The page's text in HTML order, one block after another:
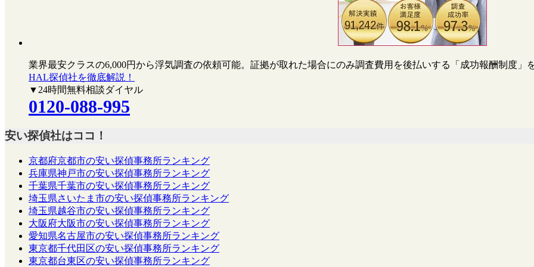
業界最安クラスの6,000円から浮気調査の依頼可能。証拠が取れた場合にのみ調査費用を後払いする「成功報酬制度」
HAL探偵社を徹底解説！
▼24時間無料相談ダイヤル
0120-088-995
安い探偵社はココ！
京都府京都市の安い探偵事務所ランキング
兵庫県神戸市の安い探偵事務所ランキング
千葉県千葉市の安い探偵事務所ランキング
埼玉県さいたま市の安い探偵事務所ランキング
埼玉県越谷市の安い探偵事務所ランキング
大阪府大阪市の安い探偵事務所ランキング
愛知県名古屋市の安い探偵事務所ランキング
東京都千代田区の安い探偵事務所ランキング
東京都台東区の安い探偵事務所ランキング